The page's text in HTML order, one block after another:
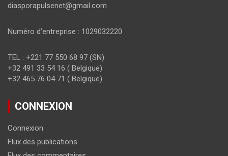
diasporapulsenet@gmail.com
Numéro d’entreprise : 1029032220
TEL : +221 77 550 68 97 (SN)
+32 491 33 54 16 ( Belgique)
+32 465 76 04 71 ( Belgique)
CONNEXION
Connexion
Flux des publications